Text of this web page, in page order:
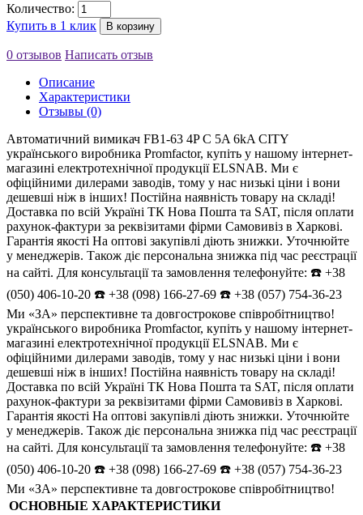
Количество:
Купить в 1 клик
В корзину
0 отзывов Написать отзыв
Описание
Характеристики
Отзывы (0)
Автоматичний вимикач FB1-63 4P C 5A 6kA CITY
українського виробника Promfactor, купіть у нашому інтернет-
магазині електротехнічної продукції ELSNAB. Ми є
офіційними дилерами заводів, тому у нас низькі ціни і вони
дешевші ніж в інших! Постійна наявність товару на складі!
Доставка по всій Україні ТК Нова Пошта та SAT, після оплати
рахунок-фактури за реквізитами фірми Самовивіз в Харкові.
Гарантія якості На оптові закупівлі діють знижки. Уточнюйте
у менеджерів. Також діє персональна знижка під час реєстрації
на сайті. Для консультації та замовлення телефонуйте: ☎️ +38
(050) 406-10-20 ☎️ +38 (098) 166-27-69 ☎️ +38 (057) 754-36-23
Ми «ЗА» перспективне та довгострокове співробітництво!
українського виробника Promfactor, купіть у нашому інтернет-
магазині електротехнічної продукції ELSNAB. Ми є
офіційними дилерами заводів, тому у нас низькі ціни і вони
дешевші ніж в інших! Постійна наявність товару на складі!
Доставка по всій Україні ТК Нова Пошта та SAT, після оплати
рахунок-фактури за реквізитами фірми Самовивіз в Харкові.
Гарантія якості На оптові закупівлі діють знижки. Уточнюйте
у менеджерів. Також діє персональна знижка під час реєстрації
на сайті. Для консультації та замовлення телефонуйте: ☎️ +38
(050) 406-10-20 ☎️ +38 (098) 166-27-69 ☎️ +38 (057) 754-36-23
Ми «ЗА» перспективне та довгострокове співробітництво!
ОСНОВНЫЕ ХАРАКТЕРИСТИКИ